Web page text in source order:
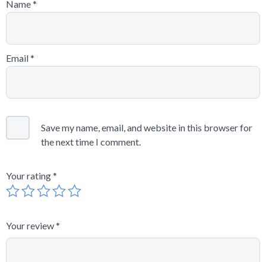
Name*
Email*
Save my name, email, and website in this browser for
the next time I comment.
Your rating*
Your review*